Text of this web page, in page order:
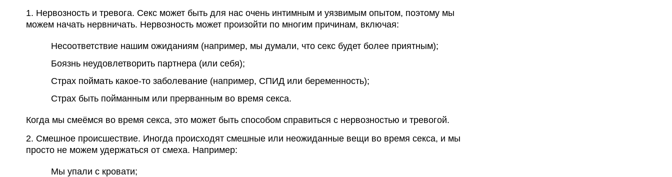
1. Нервозность и тревога. Секс может быть для нас очень интимным и уязвимым опытом, поэтому мы
можем начать нервничать. Нервозность может произойти по многим причинам, включая:
Несоответствие нашим ожиданиям (например, мы думали, что секс будет более приятным);
Боязнь неудовлетворить партнера (или себя);
Страх поймать какое-то заболевание (например, СПИД или беременность);
Страх быть пойманным или прерванным во время секса.
Когда мы смеёмся во время секса, это может быть способом справиться с нервозностью и тревогой.
2. Смешное происшествие. Иногда происходят смешные или неожиданные вещи во время секса, и мы
просто не можем удержаться от смеха. Например:
Мы упали с кровати;